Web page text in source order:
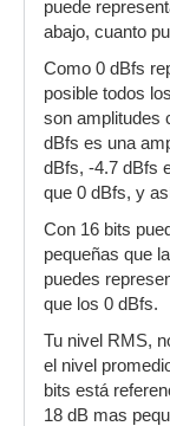
puede
abajo, cuanto
Como 0 dBfs
posible todos
son amplitudes
dBfs es una
dBfs, -4.7 dBfs
que 0 dBfs, y
Con 16 bits
pequeñas que
puedes
que los 0 dBfs.
Tu nivel RMS,
el nivel
bits está
18 dB mas